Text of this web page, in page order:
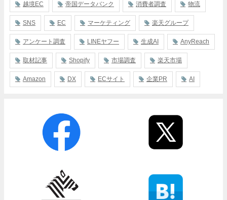
越境EC 帝国データバンク 消費者調査 物流
SNS EC マーケティング 楽天グループ
アンケート調査 LINEヤフー 生成AI AnyReach
取材記事 Shopify 市場調査 楽天市場
Amazon DX ECサイト 企業PR AI